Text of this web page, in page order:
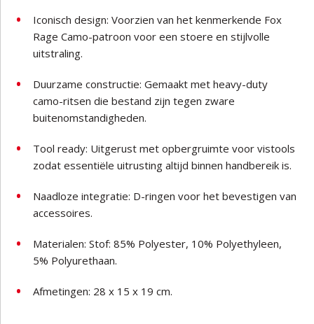
Iconisch design: Voorzien van het kenmerkende Fox
Rage Camo-patroon voor een stoere en stijlvolle
uitstraling.
Duurzame constructie: Gemaakt met heavy-duty
camo-ritsen die bestand zijn tegen zware
buitenomstandigheden.
Tool ready: Uitgerust met opbergruimte voor vistools
zodat essentiële uitrusting altijd binnen handbereik is.
Naadloze integratie: D-ringen voor het bevestigen van
accessoires.
Materialen: Stof: 85% Polyester, 10% Polyethyleen,
5% Polyurethaan.
Afmetingen: 28 x 15 x 19 cm.